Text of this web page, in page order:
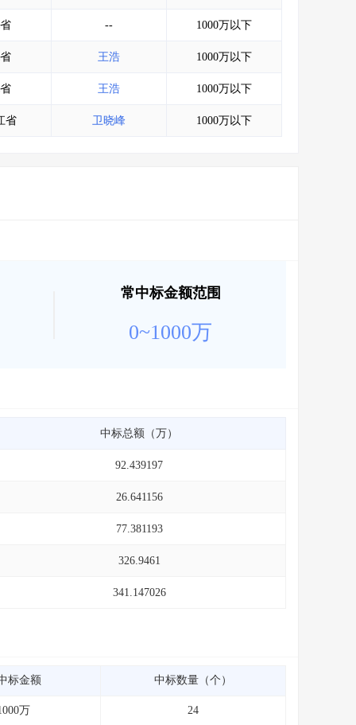
-- 1000万以下
王浩 1000万以下
王浩 1000万以下
省 卫晓峰 1000万以下
常中标金额范围
0~1000万
中标总额（万）
92.439197
26.641156
77.381193
326.9461
341.147026
标金额 中标数量（个）
万 24